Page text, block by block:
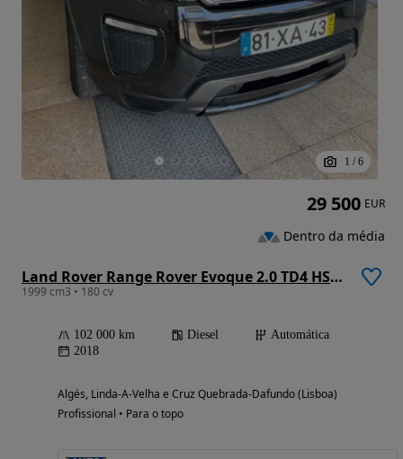
1 / 6
Land Rover Range Rover Evoque 2.0 TD4 HSE Dynamic Auto
1999 cm3 • 180 cv
102 000 km Diesel
Automática
2018
Algés, Linda-A-Velha e Cruz Quebrada-Dafundo (Lisboa)
Profissional • Para o topo
29 500 EUR
Dentro da média